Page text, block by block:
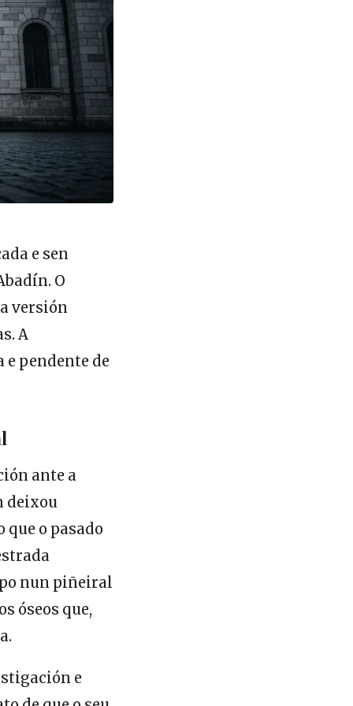
e sen
O
versión
A
e pendente de
ante a
deixou
o pasado
nun piñeiral
óseos que,
e